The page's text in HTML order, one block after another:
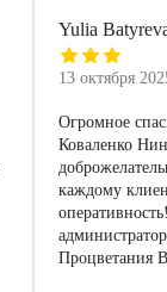
Yulia
13 октября
Огромное
Коваленко
каждому